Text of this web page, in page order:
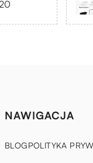
NAWIGACJA
BLOGPOLITYKA